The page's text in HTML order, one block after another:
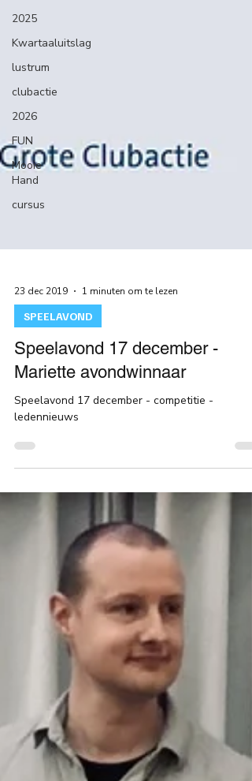
2025
Kwartaaluitslag
lustrum
clubactie
2026
FUN
Mooie
Hand
cursus
23 dec 2019 1 minuten om te lezen
SPEELAVOND
Mariette avondwinnaar
Speelavond 17 december - competitie -
ledennieuws